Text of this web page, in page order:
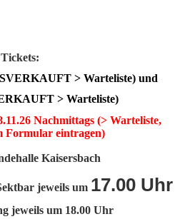
Tickets:
> Warteliste) und
> Warteliste)
Nachmittags (> Warteliste,
Formular eintragen)
Kaisersbach
jeweils um 17.00 Uhr
jeweils um 18.00 Uhr